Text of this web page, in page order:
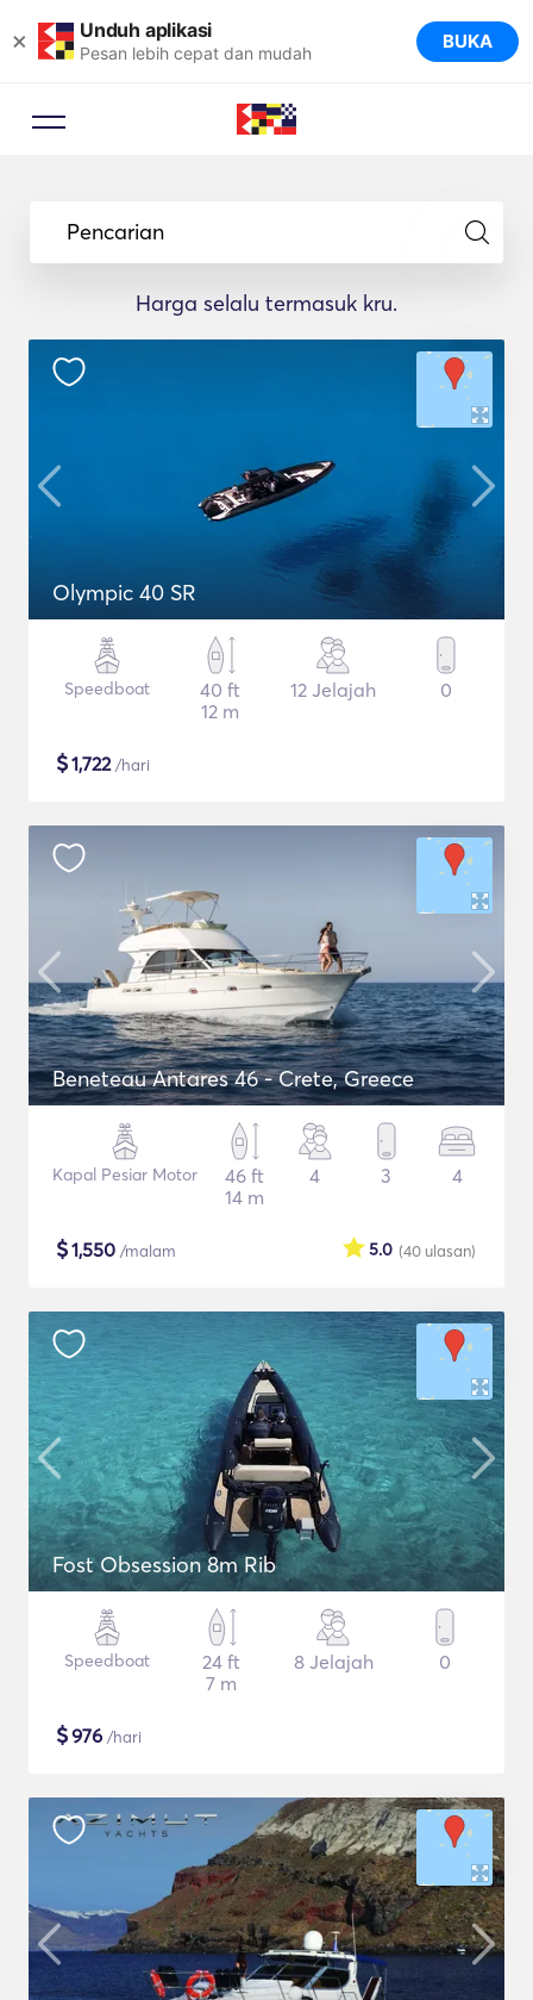
× Unduh aplikasi
Pesan lebih cepat dan mudah BUKA
Pencarian
Harga selalu termasuk kru.
Olympic 40 SR
Speedboat
40 ft
12 m
12 Jelajah 0
$1,722/hari
Beneteau Antares 46 - Crete, Greece
Kapal Pesiar Motor
46 ft
14 m
4 3 4
$1,550 /malam (40 ulasan)
5.0
Fost Obsession 8m Rib
Speedboat
24 ft
7 m
8 Jelajah 0
$976 /hari